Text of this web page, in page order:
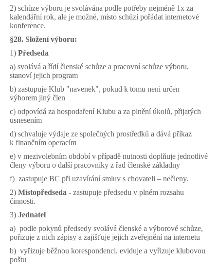
2) schůze výboru je svolávána podle potřeby nejméně 1x za
kalendářní rok, ale je možné, místo schůzí pořádat internetové
konference.
§28. Složení výboru:
1) Předseda
a) svolává a řídí členské schůze a pracovní schůze výboru,
stanoví jejich program
b) zastupuje Klub "navenek", pokud k tomu není určen
výborem jiný člen
c) odpovídá za hospodaření Klubu a za plnění úkolů, přijatých
usnesením
d) schvaluje výdaje ze společných prostředků a dává příkaz
k finančním operacím
e) v mezivolebním období v případě nutnosti doplňuje jednotlivé
členy výboru o další pracovníky z řad členské základny
f) zastupuje BC při uzavírání smluv s chovateli – nečleny.
2) Místopředseda - zastupuje předsedu v plném rozsahu
činnosti.
3) Jednatel
a) podle pokynů předsedy svolává členské a výborové schůze,
pořizuje z nich zápisy a zajišťuje jejich zveřejnění na internetu
b) vyřizuje běžnou korespondenci, eviduje a vyřizuje klubovou
poštu